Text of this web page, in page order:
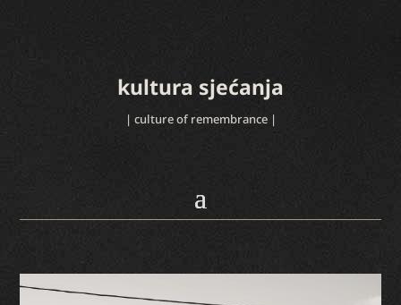
kultura sjećanja
| culture of remembrance |